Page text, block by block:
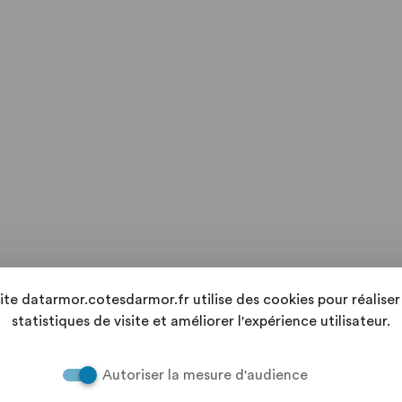
datarmor.cotesdarmor.fr utilise des cookies pour réaliser
statistiques de visite et améliorer l'expérience utilisateur.
Autoriser la mesure d'audience